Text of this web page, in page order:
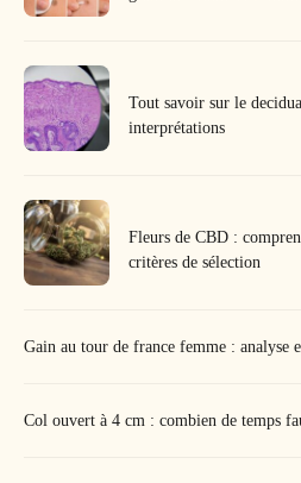
Tout savoir sur le
interprétations
Fleurs de CBD :
critères de sélection
Gain au tour de france femme : analyse
Col ouvert à 4 cm : combien de temps